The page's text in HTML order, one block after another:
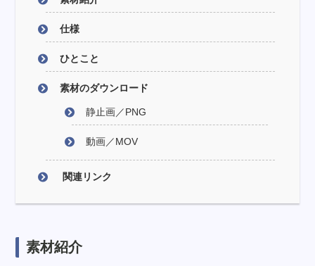
仕様
ひとこと
素材のダウンロード
静止画／PNG
動画／MOV
関連リンク
素材紹介